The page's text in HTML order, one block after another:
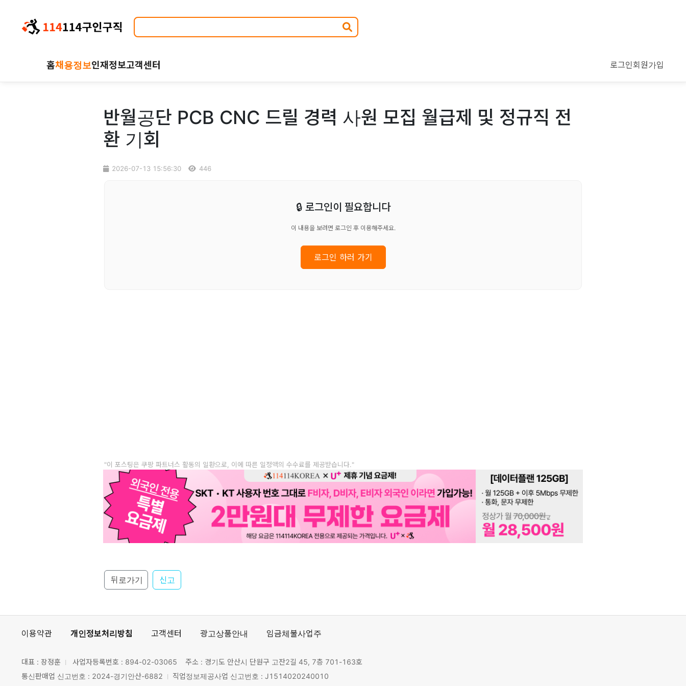
홈채용정보인재정보고객센터 로그인회원가입
반월공단 PCB CNC 드릴 경력 사원 모집 월급제 및 정규직 전
환 기회
2026-07-13 15:56:30 446
🔒 로그인이 필요합니다
이 내용을 보려면 로그인 후 이용해주세요.
로그인 하러 가기
"이 포스팅은 쿠팡 파트너스 활동의 일환으로, 이에 따른 일정액의 수수료를 제공받습니다."
뒤로가기 신고
이용약관 개인정보처리방침 고객센터 광고상품안내 임금체불사업주
대표 : 장정훈 사업자등록번호 : 894-02-03065
주소 : 경기도 안산시 단원구 고잔2길 45, 7층 701-163호
통신판매업 신고번호 : 2024-경기안산-6882
직업정보제공사업 신고번호 : J1514020240010